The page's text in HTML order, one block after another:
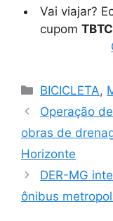
Vai viajar?
cupom
Categorias
BICICLETA,
Operação
obras de
Horizonte
DER-MG
ônibus